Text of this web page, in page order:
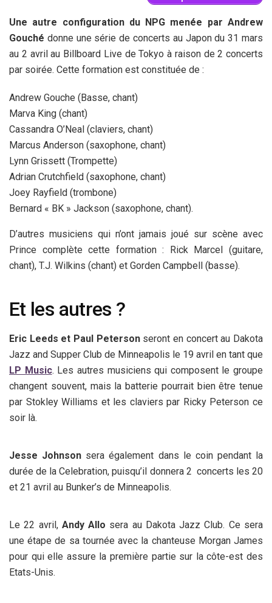
Une autre configuration du NPG menée par Andrew
Gouché donne une série de concerts au Japon du 31 mars
au 2 avril au Billboard Live de Tokyo à raison de 2 concerts
par soirée. Cette formation est constituée de :
Andrew Gouche (Basse, chant)
Marva King (chant)
Cassandra O’Neal (claviers, chant)
Marcus Anderson (saxophone, chant)
Lynn Grissett (Trompette)
Adrian Crutchfield (saxophone, chant)
Joey Rayfield (trombone)
Bernard « BK » Jackson (saxophone, chant).
D’autres musiciens qui n’ont jamais joué sur scène avec
Prince complète cette formation : Rick Marcel (guitare,
chant), T.J. Wilkins (chant) et Gorden Campbell (basse).
Et les autres ?
Eric Leeds et Paul Petersonseront en concert au Dakota
Jazz and Supper Club de Minneapolis le 19 avril en tant que
LP Music. Les autres musiciens qui composent le groupe
changent souvent, mais la batterie pourrait bien être tenue
par Stokley Williams et les claviers par Ricky Peterson ce
soir là.
Jesse Johnson sera également dans le coin pendant la
durée de la Celebration, puisqu’il donnera 2 concerts les 20
et 21 avril au Bunker’s de Minneapolis.
Le 22 avril, Andy Allo sera au Dakota Jazz Club. Ce sera
une étape de sa tournée avec la chanteuse Morgan James
pour qui elle assure la première partie sur la côte-est des
Etats-Unis.